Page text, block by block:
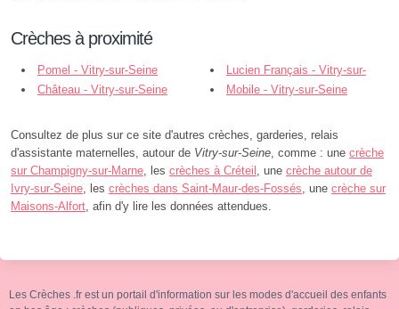
Crèches à proximité
Pomel - Vitry-sur-Seine
Lucien Français - Vitry-sur-
Seine
Château - Vitry-sur-Seine Mobile - Vitry-sur-Seine
Consultez de plus sur ce site d'autres crèches, garderies, relais
d'assistante maternelles, autour de Vitry-sur-Seine, comme : une crèche
sur Champigny-sur-Marne, les crèches à Créteil , une crèche autour de
Ivry-sur-Seine, les crèches dans Saint-Maur-des-Fossés, une crèche sur
Maisons-Alfort, afin d'y lire les données attendues.
Les Crèches .fr est un portail d'information sur les modes d'accueil des enfants